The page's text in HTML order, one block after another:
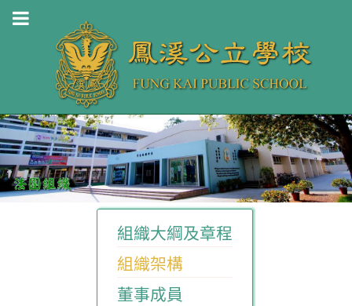
組織大綱及章程
組織架構
董事成員